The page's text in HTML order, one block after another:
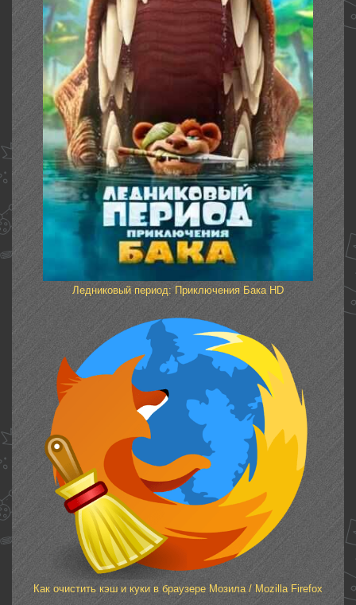
Ледниковый период: Приключения Бака HD
Как очистить кэш и куки в браузере Мозила / Mozilla Firefox